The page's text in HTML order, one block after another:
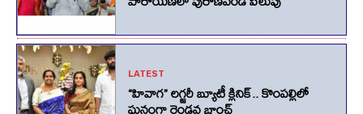
LATEST
“హివాగ” లగ్జరీ బ్యూటీ క్లినిక్.. కొంపల్లిలో